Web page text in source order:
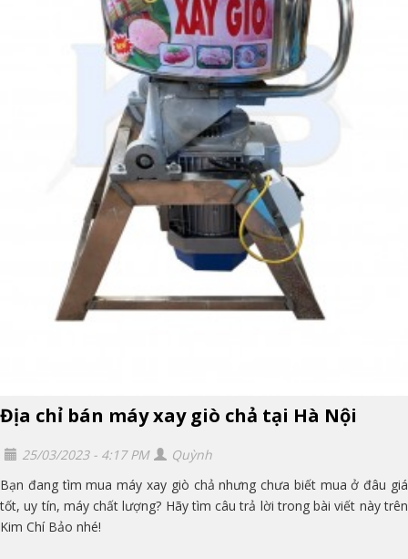
Địa chỉ bán máy xay giò chả tại Hà Nội
25/03/2023 - 4:17 PM
Quỳnh
Bạn đang tìm mua máy xay giò chả nhưng chưa biết mua ở đâu giá
tốt, uy tín, máy chất lượng? Hãy tìm câu trả lời trong bài viết này trên
Kim Chí Bảo nhé!